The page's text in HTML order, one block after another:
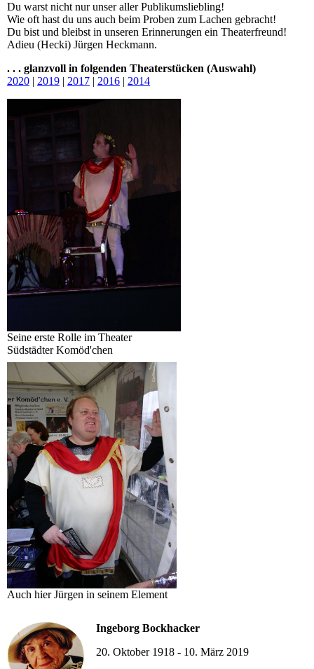
Du warst nicht nur unser aller Publikumsliebling!
Wie oft hast du uns auch beim Proben zum Lachen gebracht!
Du bist und bleibst in unseren Erinnerungen ein Theaterfreund!
Adieu (Hecki) Jürgen Heckmann.
. . . glanzvoll in folgenden Theaterstücken (Auswahl)
2020 | 2019 | 2017 | 2016 | 2014
Seine erste Rolle im Theater
Südstädter Komöd'chen
Auch hier Jürgen in seinem Element
Ingeborg Bockhacker
20. Oktober 1918 - 10. März 2019